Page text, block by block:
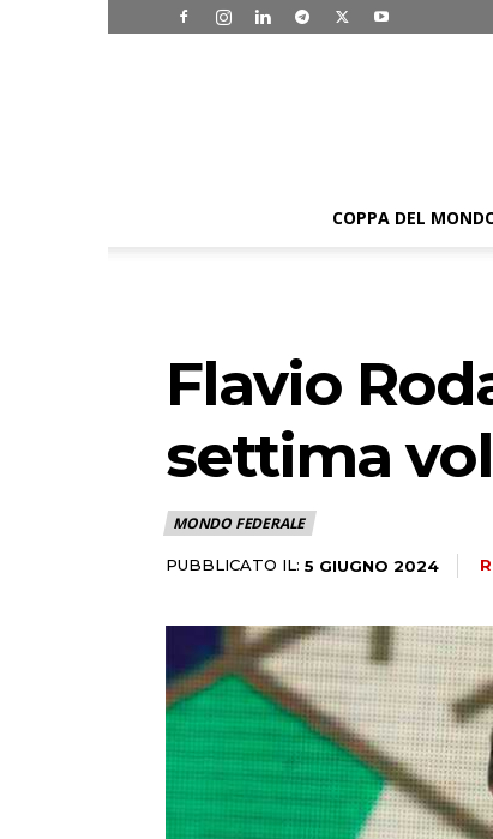
COPPA DEL
Flavio
settima
MONDO FEDERALE
PUBBLICATO IL: 5 GIUGNO 2024